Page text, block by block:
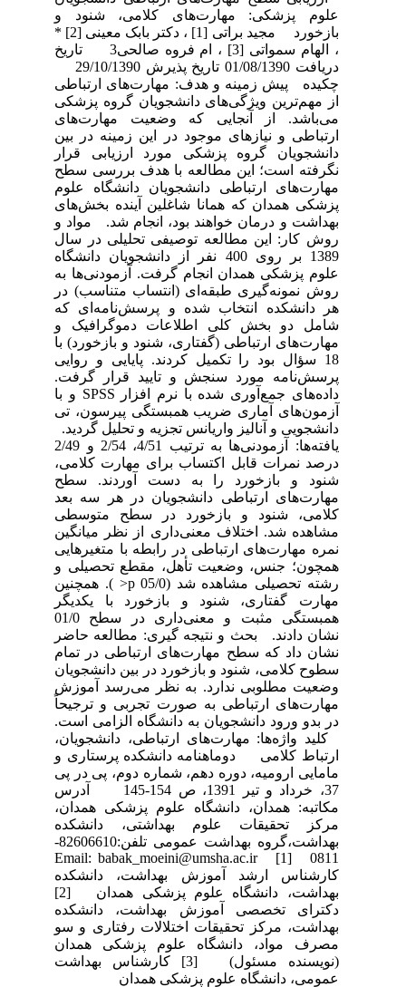
علوم پزشکی: مهارت‌های کلامی، شنود و
بازخورد مجید براتی [1] ، دکتر بابک معینی [2] *
، الهام سمواتی [3] ، ام فروه صالحی3 تاریخ
دریافت 01/08/1390 تاریخ پذیرش 29/10/1390
چکیده پیش زمینه و هدف: مهارت‌های ارتباطی
از مهم‌ترین ویژگی‌های دانشجویان گروه پزشکی
می‌باشد. از آنجایی که وضعیت مهارت‌های
ارتباطی و نیازهای موجود در این زمینه در بین
دانشجویان گروه پزشکی مورد ارزیابی قرار
نگرفته است؛ این مطالعه با هدف بررسی سطح
مهارت‌های ارتباطی دانشجویان دانشگاه علوم
پزشکی همدان که همانا شاغلین آینده بخش‌های
بهداشت و درمان خواهند بود، انجام شد. مواد و
روش کار: این مطالعه توصیفی تحلیلی در سال
1389 بر روی 400 نفر از دانشجویان دانشگاه
علوم پزشکی همدان انجام گرفت. آزمودنی‌ها به
روش نمونه‌گیری طبقه‌ای (انتساب متناسب) در
هر دانشکده انتخاب شده و پرسش‌نامه‌ای که
شامل دو بخش کلی اطلاعات دموگرافیک و
مهارت‌های ارتباطی (گفتاری، شنود و بازخورد) با
18 سؤال بود را تکمیل کردند. پایایی و روایی
پرسش‌نامه مورد سنجش و تایید قرار گرفت.
داده‌های جمع‌آوری شده با نرم افزار SPSS و با
آزمون‌های آماری ضریب همبستگی پیرسون، تی
دانشجویی و آنالیز واریانس تجزیه و تحلیل گردید.
یافته‌ها: آزمودنی‌ها به ترتیب 4/51، 2/54 و 2/49
درصد نمرات قابل اکتساب برای مهارت کلامی،
شنود و بازخورد را به دست آوردند. سطح
مهارت‌های ارتباطی دانشجویان در هر سه بعد
کلامی، شنود و بازخورد در سطح متوسطی
مشاهده شد. اختلاف معنی‌داری از نظر میانگین
نمره مهارت‌های ارتباطی در رابطه با متغیرهایی
همچون؛ جنس، وضعیت تأهل، مقطع تحصیلی و
رشته تحصیلی مشاهده شد (05/0 p< ). همچنین
مهارت گفتاری، شنود و بازخورد با یکدیگر
همبستگی مثبت و معنی‌داری در سطح 01/0
نشان دادند. بحث و نتیجه گیری: مطالعه حاضر
نشان داد که سطح مهارت‌های ارتباطی در تمام
سطوح کلامی، شنود و بازخورد در بین دانشجویان
وضعیت مطلوبی ندارد. به نظر می‌رسد آموزش
مهارت‌های ارتباطی به صورت تجربی و ترجیحاً
در بدو ورود دانشجویان به دانشگاه الزامی است.
کلید واژه‌ها: مهارت‌های ارتباطی، دانشجویان،
ارتباط کلامی دوماهنامه دانشکده پرستاری و
مامایی ارومیه، دوره دهم، شماره دوم، پی در پی
37، خرداد و تیر 1391، ص 154-145 آدرس
مکاتبه: همدان، دانشگاه علوم پزشکی همدان،
مرکز تحقیقات علوم بهداشتی، دانشکده
بهداشت،گروه بهداشت عمومی تلفن:82606610-
0811 Email: babak_moeini@umsha.ac.ir [1]
کارشناس ارشد آموزش بهداشت، دانشکده
بهداشت، دانشگاه علوم پزشکی همدان [2]
دکترای تخصصی آموزش بهداشت، دانشکده
بهداشت، مرکز تحقیقات اختلالات رفتاری و سو
مصرف مواد، دانشگاه علوم پزشکی همدان
(نویسنده مسئول) [3] کارشناس بهداشت
عمومی، دانشگاه علوم پزشکی همدان